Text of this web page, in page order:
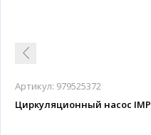
Артикул: 979525372
Циркуляционный насос IMP